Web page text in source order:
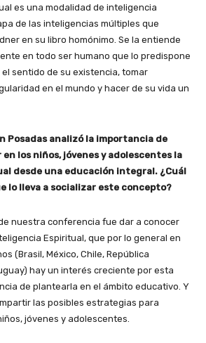
es una modalidad de inteligencia
de las inteligencias múltiples que
en su libro homónimo. Se la entiende
en todo ser humano que lo predispone
sentido de su existencia, tomar
en el mundo y hacer de su vida un
Posadas analizó la importancia de
los niños, jóvenes y adolescentes la
desde una educación integral. ¿Cuál
lo lleva a socializar este concepto?
nuestra conferencia fue dar a conocer
Espiritual, que por lo general en
(Brasil, México, Chile, República
hay un interés creciente por esta
de plantearla en el ámbito educativo. Y
las posibles estrategias para
jóvenes y adolescentes.